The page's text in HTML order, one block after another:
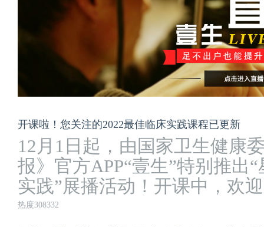
开课啦！您关注的2022最佳临床实践课程已更新
12月1日起，由国家卫生健康
报》官方APP“壹生”特别推出
实践”展播活动！开课中，欢
热度308332